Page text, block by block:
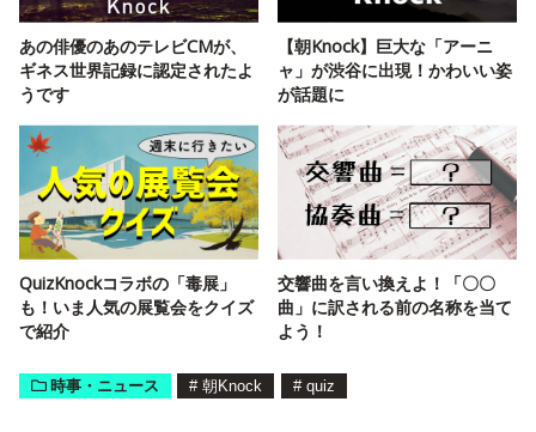
あの俳優のあのテレビCMが、
ギネス世界記録に認定されたよ
うです
【朝Knock】巨大な「アーニ
ャ」が渋谷に出現！かわいい姿
が話題に
QuizKnockコラボの「毒展」
も！いま人気の展覧会をクイズ
で紹介
交響曲を言い換えよ！「〇〇
曲」に訳される前の名称を当て
よう！
時事・ニュース # 朝Knock # quiz